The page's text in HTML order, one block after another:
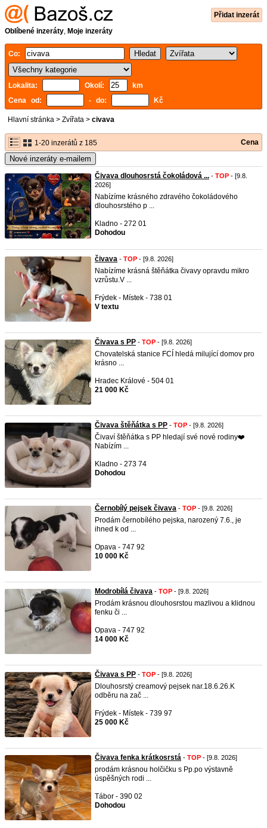
Přidat inzerát
Oblíbené inzeráty, Moje inzeráty
Co:
Lokalita: Okolí:
km
Cena od:
- do: Kč
Hlavní stránka > Zvířata > civava
1-20 inzerátů z 185 Cena
Nové inzeráty e-mailem
Čivava dlouhosrstá čokoládová ... - TOP - [9.8.
2026]
Nabízíme krásného zdravého čokoládového
dlouhosrstého p ...
Kladno - 272 01
Dohodou
čivava - TOP - [9.8. 2026]
Nabízíme krásná štěňátka čivavy opravdu mikro
vzrůstu.V ...
Frýdek - Místek - 738 01
V textu
Čivava s PP - TOP - [9.8. 2026]
Chovatelská stanice FCÍ hledá milující domov pro
krásno ...
Hradec Králové - 504 01
21 000 Kč
Čivava štěňátka s PP - TOP - [9.8. 2026]
Čivaví štěňátka s PP hledají své nové rodiny❤️
Nabízím ...
Kladno - 273 74
Dohodou
Černobílý pejsek čivava - TOP - [9.8. 2026]
Prodám černobílého pejska, narozený 7.6., je
ihned k od ...
Opava - 747 92
10 000 Kč
Modrobílá čivava - TOP - [9.8. 2026]
Prodám krásnou dlouhosrstou mazlivou a klidnou
fenku či ...
Opava - 747 92
14 000 Kč
Čivava s PP - TOP - [9.8. 2026]
Dlouhosrstý creamový pejsek nar.18.6.26.K
odběru na zač ...
Frýdek - Místek - 739 97
25 000 Kč
Čivava fenka krátkosrstá - TOP - [9.8. 2026]
prodám krásnou holčičku s Pp.po výstavně
úspěšných rodi ...
Tábor - 390 02
Dohodou